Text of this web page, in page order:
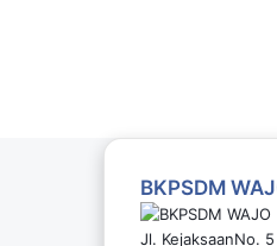
BKPSDM
Jl. KejaksaanNo.